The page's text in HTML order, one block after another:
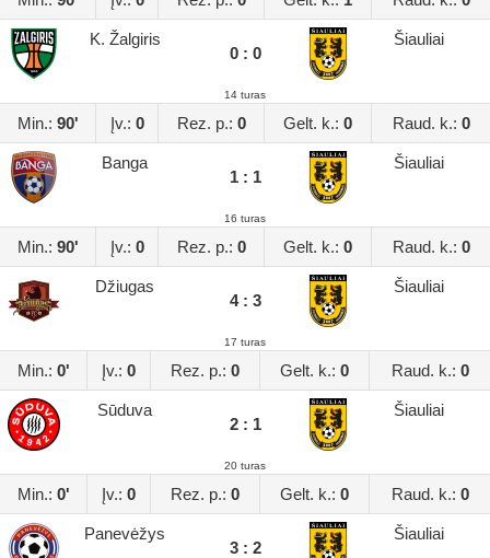
K. Žalgiris
0 : 0
Šiauliai
14 turas
Min.: 90' Įv.: 0 Rez. p.: 0 Gelt. k.: 0 Raud. k.: 0
Banga
1 : 1
Šiauliai
16 turas
Min.: 90' Įv.: 0 Rez. p.: 0 Gelt. k.: 0 Raud. k.: 0
Džiugas
4 : 3
Šiauliai
17 turas
Min.: 0' Įv.: 0 Rez. p.: 0 Gelt. k.: 0 Raud. k.: 0
Sūduva
2 : 1
Šiauliai
20 turas
Min.: 0' Įv.: 0 Rez. p.: 0 Gelt. k.: 0 Raud. k.: 0
Panevėžys
3 : 2
Šiauliai